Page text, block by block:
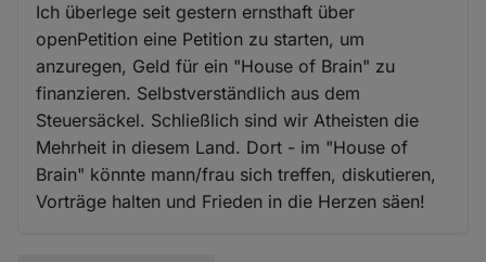
Ich überlege seit gestern ernsthaft über
openPetition eine Petition zu starten, um
anzuregen, Geld für ein "House of Brain" zu
finanzieren. Selbstverständlich aus dem
Steuersäckel. Schließlich sind wir Atheisten die
Mehrheit in diesem Land. Dort - im "House of
Brain" könnte mann/frau sich treffen, diskutieren,
Vorträge halten und Frieden in die Herzen säen!